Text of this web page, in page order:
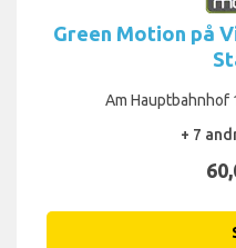
Green Motion på
Am Hauptbahnhof
+ 7